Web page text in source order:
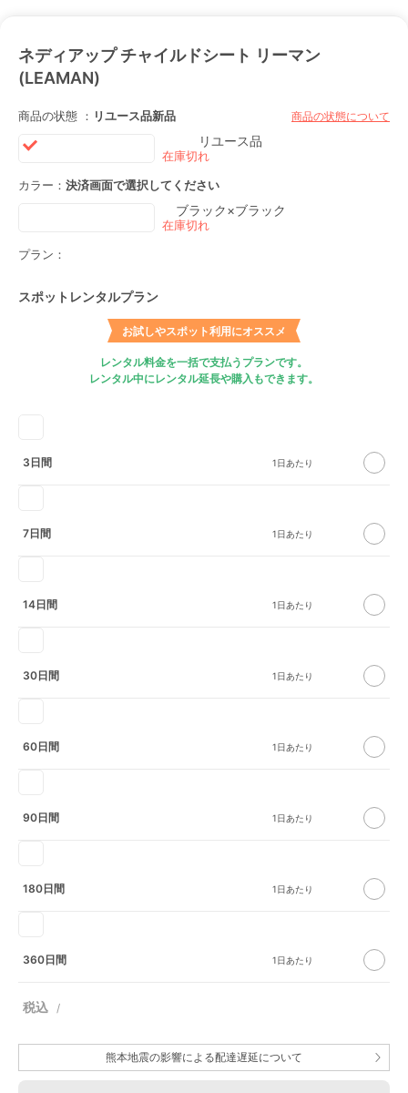
ネディアップ チャイルドシート リーマン
(LEAMAN)
商品の状態 ： リユース品新品 商品の状態について
リユース品
カラー： 決済画面で選択してください
ブラック×ブラック
プラン：
スポットレンタルプラン
お試しやスポット利用にオススメ
レンタル料金を一括で支払うプランです。
レンタル中にレンタル延長や購入もできます。
3日間
7日間
14日間
30日間
60日間
90日間
180日間
360日間
熊本地震の影響による配達遅延について